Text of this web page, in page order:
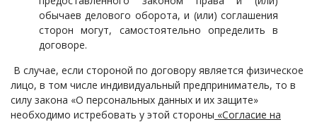
обычаев делового оборота, и (или) соглашения
сторон могут, самостоятельно определить в
договоре.
В случае, если стороной по договору является физическое
лицо, в том числе индивидуальный предприниматель, то в
силу закона «О персональных данных и их защите»
необходимо истребовать у этой стороны «Согласие на